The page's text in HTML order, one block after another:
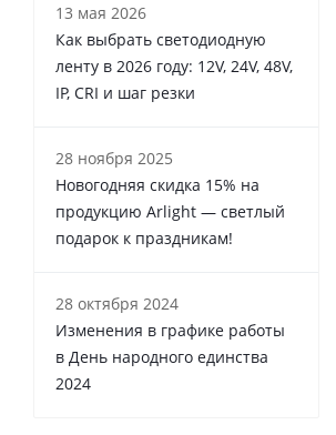
13 мая 2026
Как выбрать светодиодную
ленту в 2026 году: 12V, 24V, 48V,
IP, CRI и шаг резки
28 ноября 2025
Новогодняя скидка 15% на
продукцию Arlight — светлый
подарок к праздникам!
28 октября 2024
Изменения в графике работы
в День народного единства
2024